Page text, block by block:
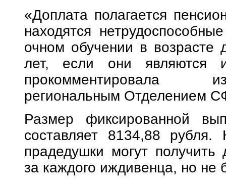
«Доплата полагается
находятся
очном обучении в
лет, если они являются
прокомментировала
региональным Отделением
Размер фиксированной
составляет 8134,88
прадедушки могут получить
за каждого иждивенца, но не